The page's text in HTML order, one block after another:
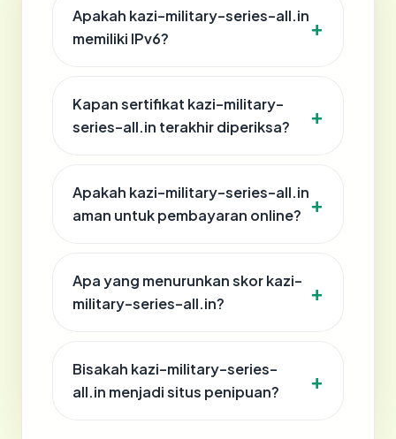
Apakah kazi-military-series-all.in
memiliki IPv6?
Kapan sertifikat kazi-military-
series-all.in terakhir diperiksa?
Apakah kazi-military-series-all.in
aman untuk pembayaran online?
Apa yang menurunkan skor kazi-
military-series-all.in?
Bisakah kazi-military-series-
all.in menjadi situs penipuan?